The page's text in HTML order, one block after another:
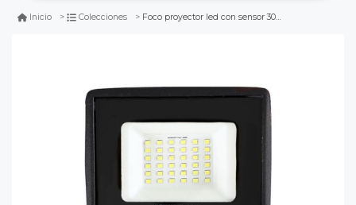
Inicio Colecciones Foco proyector led con sensor 30w 3600lm ip65 6000k - want